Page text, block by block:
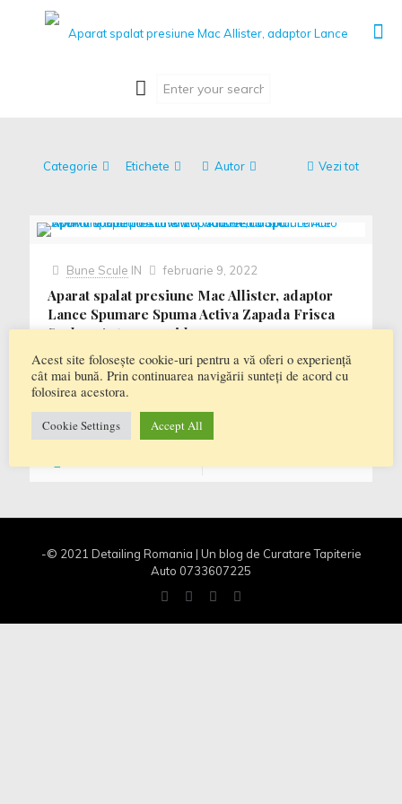
Categorie Etichete Autor Vezi tot
Bune Scule IN februarie 9, 2022
Aparat spalat presiune Mac Allister, adaptor
Lance Spumare Spuma Activa Zapada Frisca
Spalare Auto www.vidacoeuro3.ro
Aparat spalat presiune Mac Allister, adaptor Lance
Spumare Spuma Activa Zapada Frisca Spalare Auto
www.vidacoeuro3.ro Mac Allister aparat spalat
presiune, adaptor Lance Spumare
-© 2021 Detailing Romania | Un blog de Curatare Tapiterie
Auto 0733607225
Acest site folosește cookie-uri pentru a vă oferi o experiență
cât mai bună. Prin continuarea navigării sunteți de acord cu
folosirea acestora.
Cookie Settings Accept All